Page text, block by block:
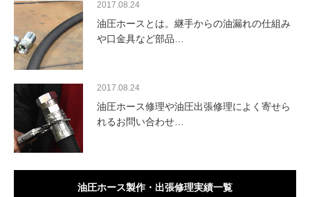
2017.08.24
油圧ホースとは。継手からの油漏れの仕組み
や口金具など部品…
2017.08.24
油圧ホース修理や油圧出張修理によく寄せら
れるお問い合わせ…
油圧ホース製作・出張修理実績一覧